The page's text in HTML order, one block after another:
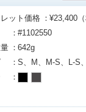
ット価格
¥23,400（
#1102550
642g
S、M、M-S、L-S